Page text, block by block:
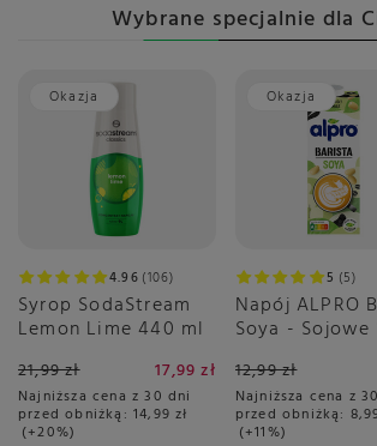
Wybrane specjalnie dla
Okazja
4.96 106
Syrop SodaStream
Lemon Lime 440 ml
21,99 zł 17,99 zł
Najniższa cena z 30 dni
przed obniżką: 14,99 zł
+20%
Okazja
5 5
Napój ALPRO
Soya - Sojowe
12,99 zł
Najniższa cena z
przed obniżką:
+11%